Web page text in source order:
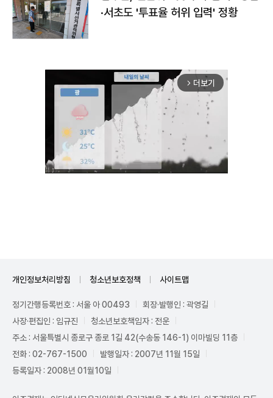
·서초도 '투표율 허위 입력' 정황
arrow_forward_ios 더보기
개인정보처리방침 청소년보호정책 사이트맵
정기간행등록번호 : 서울 아 00493
회장·발행인 : 곽영길
사장·편집인 : 임규진
청소년보호책임자 : 전운
주소 : 서울특별시 종로구 종로 1길 42(수송동 146-1) 이마빌딩 11층
전화 : 02-767-1500
발행일자 : 2007년 11월 15일
등록일자 : 2008년 01월10일